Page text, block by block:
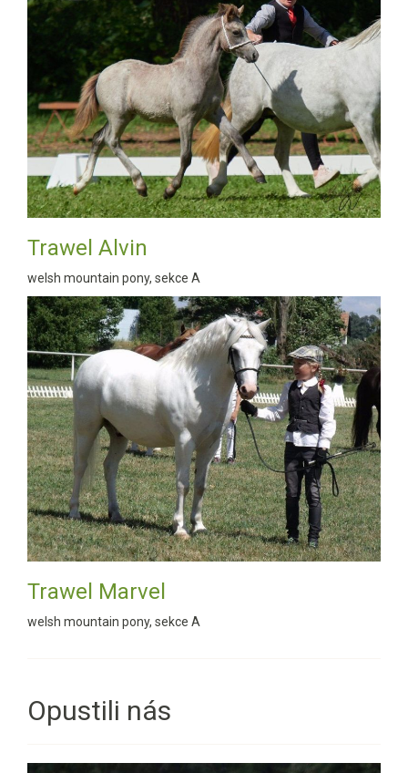
Trawel Alvin
welsh mountain pony, sekce A
Trawel Marvel
welsh mountain pony, sekce A
Opustili nás